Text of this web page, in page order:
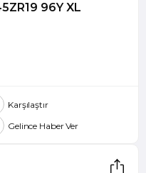
96Y XL
Karşılaştır
Gelince Haber Ver